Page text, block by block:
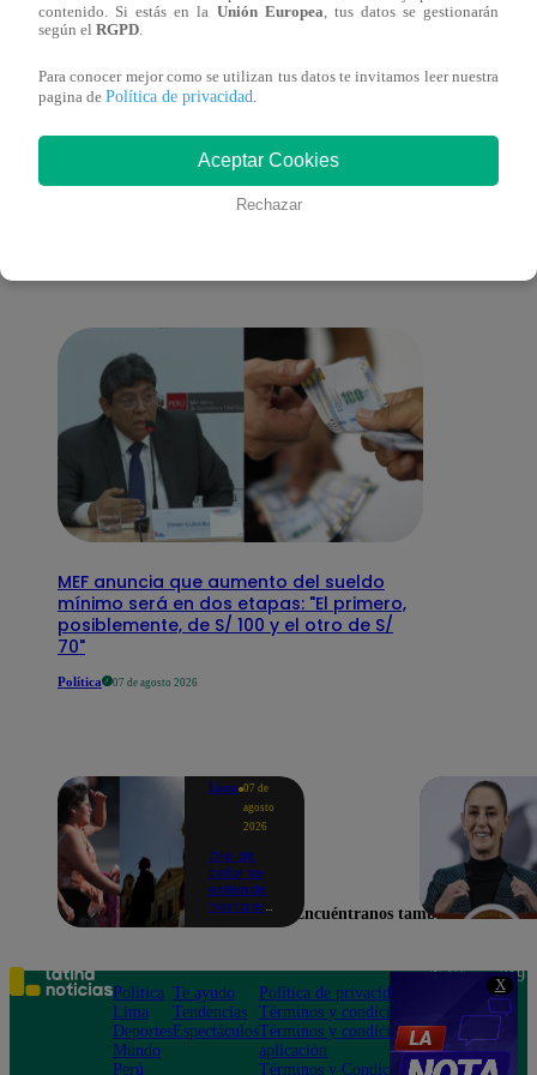
X
mantuvo su silla de consagrado!
También te puede
MEF anuncia que aumento del sueldo
mínimo será en dos etapas: "El primero,
posiblemente, de S/ 100 y el otro de S/
70"
Política 07 de agosto 2026
Lima 07 de
agosto
2026
Ola de
calor se
extiende
hasta el
Lima y
otras 16
regiones
contenido. Si estás en la Unión Europea , tus datos se gestionarán
según el RGPD
Para conocer mejor como se utilizan tus datos te invitamos leer nuestra
pagina de Política de privacidad
Aceptar Cookies
Rechazar
Encuéntranos también en
Política
Lima
Deportes
Mundo
Perú
Te ayudo
Tendencias
Espectáculos
Política de privacidad
Términos y condiciones
Términos y condiciones
aplicación
Términos y Condiciones
Teléfono: 219
Av. San
Felipe 968
Jesús María